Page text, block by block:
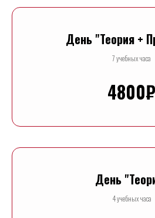
День "Теория +
7 учебных часа
4800₽
День
4 учебных часа